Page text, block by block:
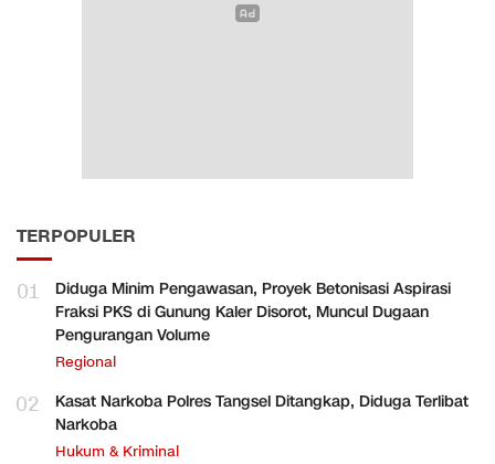
TERPOPULER
01
Diduga Minim Pengawasan, Proyek Betonisasi Aspirasi
Fraksi PKS di Gunung Kaler Disorot, Muncul Dugaan
Pengurangan Volume
Regional
02
Kasat Narkoba Polres Tangsel Ditangkap, Diduga Terlibat
Narkoba
Hukum & Kriminal